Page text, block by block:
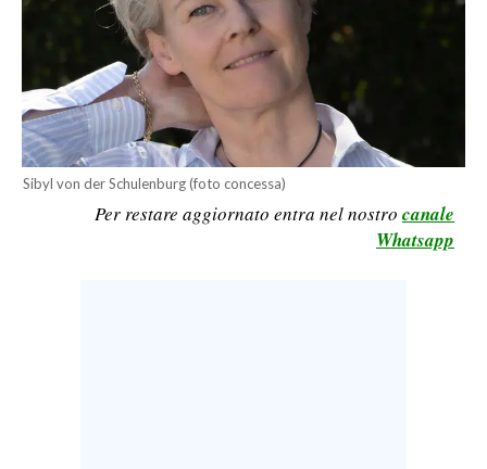
ITALIA
POLITICA
ECONOMIA
Sibyl von der Schulenburg (foto concessa)
Per restare aggiornato entra nel nostro canale
Whatsapp